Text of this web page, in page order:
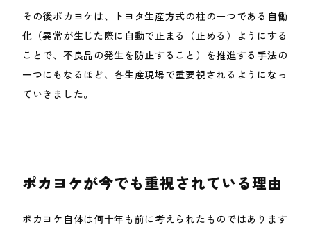
その後ポカヨケは、トヨタ生産方式の柱の一つである自働
化（異常が生じた際に自動で止まる（止める）ようにする
ことで、不良品の発生を防止すること）を推進する手法の
一つにもなるほど、各生産現場で重要視されるようになっ
ていきました。
ポカヨケが今でも重視されている理由
ポカヨケ自体は何十年も前に考えられたものではあります